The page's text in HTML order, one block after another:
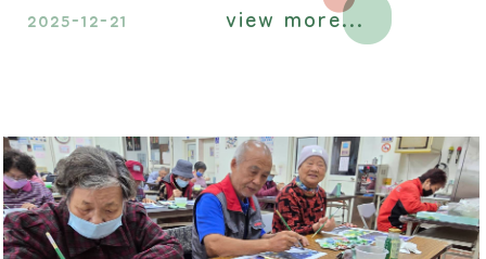
受。
2025-12-21 view more...